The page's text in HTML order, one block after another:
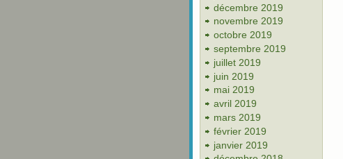
décembre 2019
novembre 2019
octobre 2019
septembre 2019
juillet 2019
juin 2019
mai 2019
avril 2019
mars 2019
février 2019
janvier 2019